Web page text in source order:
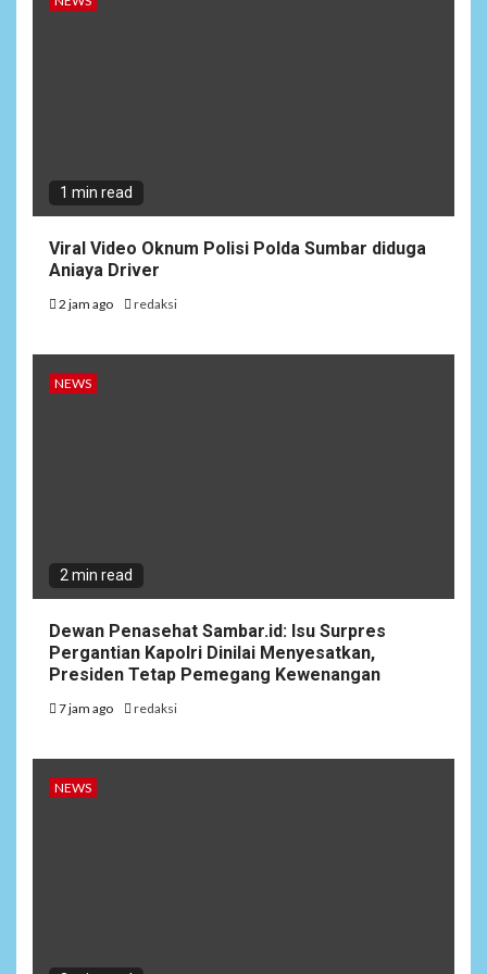
1 min read
Viral Video Oknum Polisi Polda Sumbar diduga
Aniaya Driver
2 jam ago redaksi
NEWS
2 min read
Dewan Penasehat Sambar.id: Isu Surpres
Pergantian Kapolri Dinilai Menyesatkan,
Presiden Tetap Pemegang Kewenangan
7 jam ago redaksi
NEWS